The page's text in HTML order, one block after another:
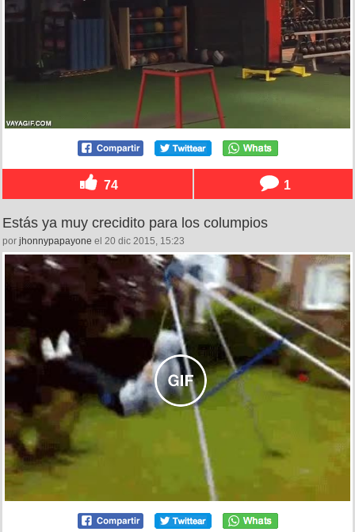
74 1
Estás ya muy crecidito para los columpios
por jhonnypapayone el 20 dic 2015, 15:23